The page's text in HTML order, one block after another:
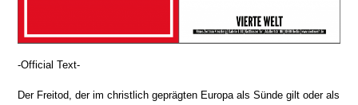
-Official Text-
Der Freitod, der im christlich geprägten Europa als Sünde gilt oder als